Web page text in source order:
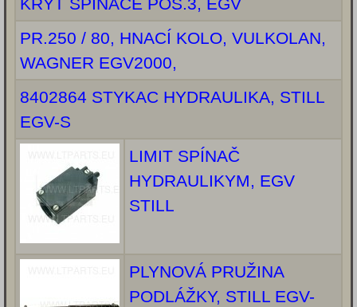
KRYT SPÍNAČE POS.3, EGV
PR.250 / 80, HNACÍ KOLO, VULKOLAN,
WAGNER EGV2000,
8402864 STYKAC HYDRAULIKA, STILL
EGV-S
LIMIT SPÍNAČ
HYDRAULIKYM, EGV
STILL
PLYNOVÁ PRUŽINA
PODLÁŽKY, STILL EGV-